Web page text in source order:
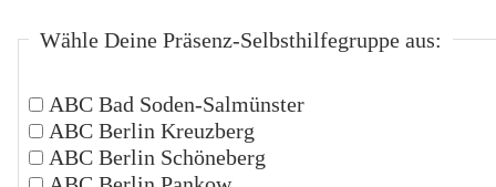
Wähle Deine Präsenz-Selbsthilfegruppe aus:
ABC Bad Soden-Salmünster
ABC Berlin Kreuzberg
ABC Berlin Schöneberg